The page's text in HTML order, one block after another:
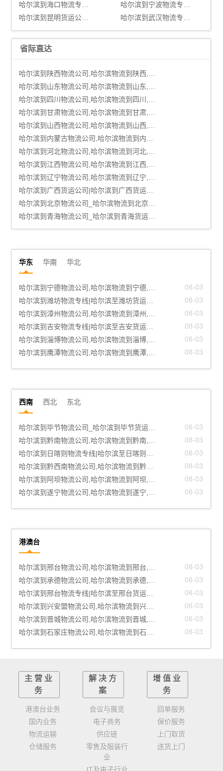
哈尔滨到海口物流专线|哈尔滨至海口货运公司
哈尔滨到宁波物流专线|哈尔滨至宁波货运公司
哈尔滨到昆明货运公司|哈尔滨到昆明货运专线
哈尔滨到武汉物流专线|哈尔滨至武汉货运公司
省际直达
哈尔滨到陕西物流公司,哈尔滨物流到陕西,哈尔滨至陕西物流专线
哈尔滨到山东物流公司,哈尔滨物流到山东,哈尔滨至山东物流专线
哈尔滨到四川物流公司,哈尔滨物流到四川,哈尔滨至四川物流专线
哈尔滨到甘肃物流公司,哈尔滨物流到甘肃,哈尔滨至甘肃物流专线
哈尔滨到山西物流公司,哈尔滨物流到山西,哈尔滨至山西物流专线
哈尔滨到内蒙古物流公司,哈尔滨物流到内蒙古,哈尔滨至内蒙古物流专线
哈尔滨到河北物流公司,哈尔滨物流到河北,哈尔滨至河北物流专线
哈尔滨到江西物流公司,哈尔滨物流到江西,哈尔滨至江西物流专线
哈尔滨到辽宁物流公司,哈尔滨物流到辽宁,哈尔滨至辽宁物流专线
哈尔滨到广西货运公司|哈尔滨到广西货运专线
哈尔滨到北京物流公司_哈尔滨物流到北京_哈尔滨至北京物流专线
哈尔滨到青海物流公司_哈尔滨到青海货运_哈尔滨至青海物流专线
华东 华南 华北
08-03
哈尔滨到宁德物流公司,哈尔滨物流到宁德,哈尔滨至宁德物流专线
08-03
哈尔滨到潍坊物流专线|哈尔滨至潍坊货运公司
08-03
哈尔滨到漳州物流公司,哈尔滨物流到漳州,哈尔滨至漳州物流专线
08-03
哈尔滨到吉安物流专线|哈尔滨至吉安货运公司
08-03
哈尔滨到淄博物流公司,哈尔滨物流到淄博,哈尔滨至淄博物流专线
08-03
哈尔滨到鹰潭物流公司,哈尔滨物流到鹰潭,哈尔滨至鹰潭物流专线
西南 西北 东北
08-03
哈尔滨到毕节物流公司_哈尔滨到毕节货运_哈尔滨至毕节物流专线
08-03
哈尔滨到黔南物流公司,哈尔滨物流到黔南,哈尔滨至黔南物流专线
08-03
哈尔滨到日喀则物流专线|哈尔滨至日喀则货运公司
08-03
哈尔滨到黔西南物流公司,哈尔滨物流到黔西南,哈尔滨至黔西南物流专线
08-03
哈尔滨到阿坝物流公司,哈尔滨物流到阿坝,哈尔滨至阿坝物流专线
08-03
哈尔滨到遂宁物流公司,哈尔滨物流到遂宁,哈尔滨至遂宁物流专线
港澳台
08-03
哈尔滨到邢台物流公司,哈尔滨物流到邢台,哈尔滨至邢台物流专线
08-03
哈尔滨到承德物流公司,哈尔滨物流到承德,哈尔滨至承德物流专线
08-03
哈尔滨到邢台物流专线|哈尔滨至邢台货运公司
08-03
哈尔滨到兴安盟物流公司,哈尔滨物流到兴安盟,哈尔滨至兴安盟物流专线
08-03
哈尔滨到晋城物流公司,哈尔滨物流到晋城,哈尔滨至晋城物流专线
08-03
哈尔滨到石家庄物流公司,哈尔滨物流到石家庄,哈尔滨至石家庄物流专线
主营业
务
港澳台业务
国内业务
物流运输
仓储服务
解决方
案
会议与展览
电子商务
供应链
零售及服装行
业
增值业
务
回单服务
保价服务
上门取货
送货上门